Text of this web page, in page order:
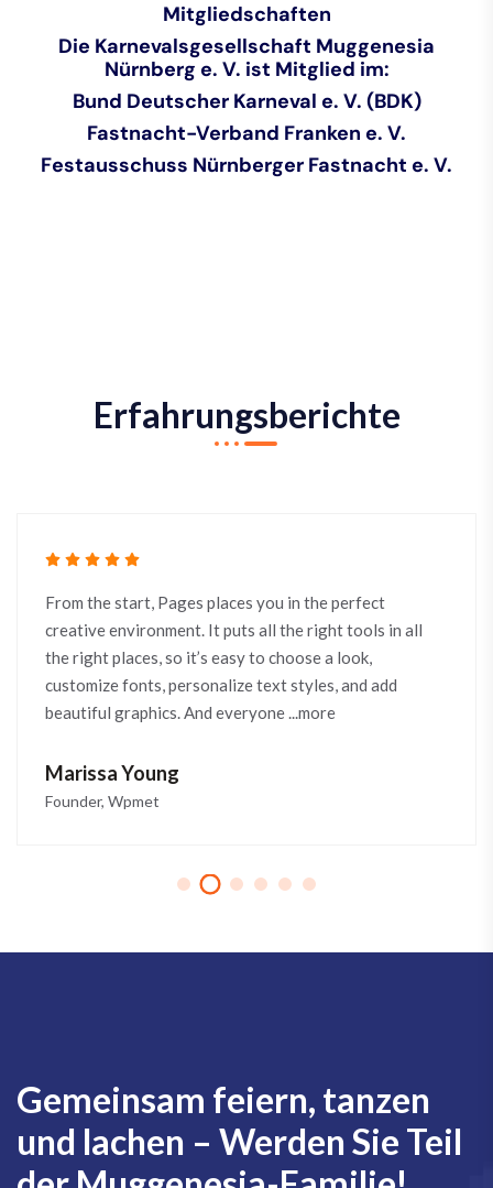
Mitgliedschaften
Die Karnevalsgesellschaft Muggenesia
Nürnberg e. V. ist Mitglied im:
Bund Deutscher Karneval e. V. (BDK)
Fastnacht-Verband Franken e. V.
Festausschuss Nürnberger Fastnacht e. V.
Erfahrungsberichte
From the start, Pages places you in the perfect
creative environment. It puts all the right tools in all
the right places, so it’s easy to choose a look,
customize fonts, personalize text styles, and add
beautiful graphics. And everyone ...more
Marissa Young
Founder, Wpmet
Gemeinsam feiern, tanzen
und lachen – Werden Sie Teil